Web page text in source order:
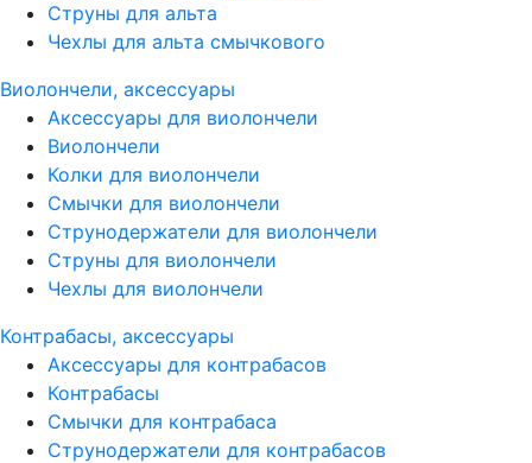
Струны для альта
Чехлы для альта смычкового
Виолончели, аксессуары
Аксессуары для виолончели
Виолончели
Колки для виолончели
Смычки для виолончели
Струнодержатели для виолончели
Струны для виолончели
Чехлы для виолончели
Контрабасы, аксессуары
Аксессуары для контрабасов
Контрабасы
Смычки для контрабаса
Струнодержатели для контрабасов